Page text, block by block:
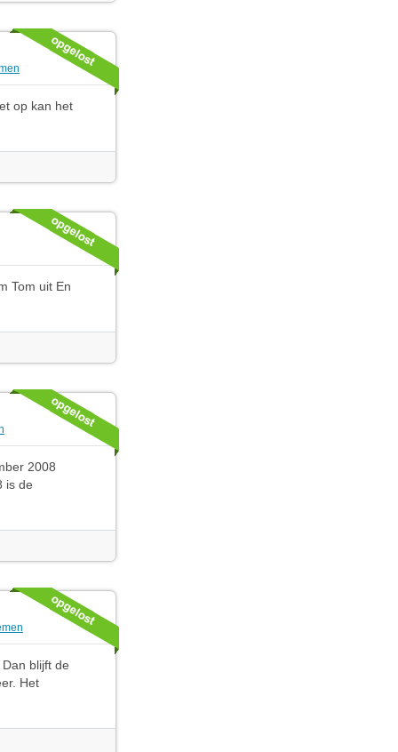
op kan het
Tom uit En
2008
is de
blijft de
Het